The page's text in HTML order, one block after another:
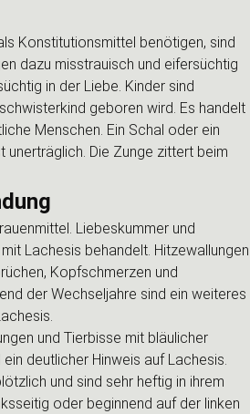
Konstitutionsmittel benötigen, sind
dazu misstrauisch und eifersüchtig
in der Liebe. Kinder sind
geboren wird. Es handelt
Menschen. Ein Schal oder ein
unerträglich. Die Zunge zittert beim
Liebeskummer und
Lachesis behandelt. Hitzewallungen
Kopfschmerzen und
der Wechseljahre sind ein weiteres
und Tierbisse mit bläulicher
deutlicher Hinweis auf Lachesis.
und sind sehr heftig in ihrem
oder beginnend auf der linken